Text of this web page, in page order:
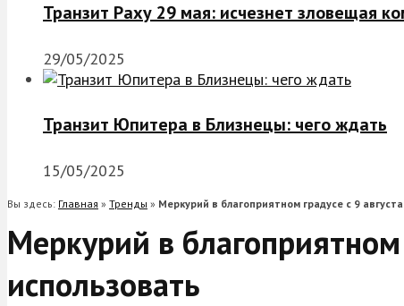
Транзит Раху 29 мая: исчезнет зловещая
29/05/2025
Транзит Юпитера в Близнецы: чего ждать
15/05/2025
Вы здесь: Главная » Тренды » Меркурий в благоприятном градусе с 9
Меркурий в благоприятном
использовать